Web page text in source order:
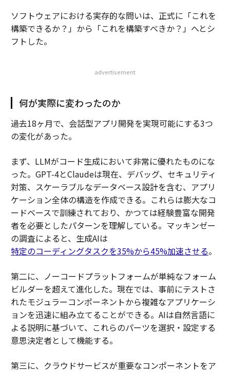
ソフトウェアにおける実存的な問いは、正式に「これを
構築できるか？」から「これを構築すべきか？」へとシ
フトした。
advertisement
何が実際に変わったのか
過去18ヶ月で、会話型アプリ開発を実現可能にする3つ
の変化があった。
まず、LLMがコード生成において非常に優れたものにな
った。GPT-4とClaudeは現在、デバッグ、セキュリティ
対策、スケーラブルなデータベース設計を含む、アプリ
ケーション全体の構造を作成できる。これらは膨大なコ
ードベースで訓練されており、かつては経験豊富な開発
者を必要としたパターンを理解している。マッキンゼー
の調査によると、生成AIは
特定のコーディングタスクを35%から45%加速させる。
第二に、ノーコードプラットフォームが単純なフォーム
ビルダーを超えて進化した。現在では、事前にテストさ
れたモジュラーコンポーネントから複雑なアプリケーシ
ョンを迅速に組み立てることができる。AIは自然言語に
よる説明に基づいて、これらのパーツを選択・設定する
意思決定者として機能する。
第三に、クラウドサービスが重要なコンポーネントをア